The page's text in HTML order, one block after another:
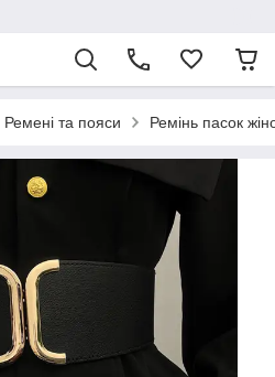
Ремені та пояси Ремінь пасок